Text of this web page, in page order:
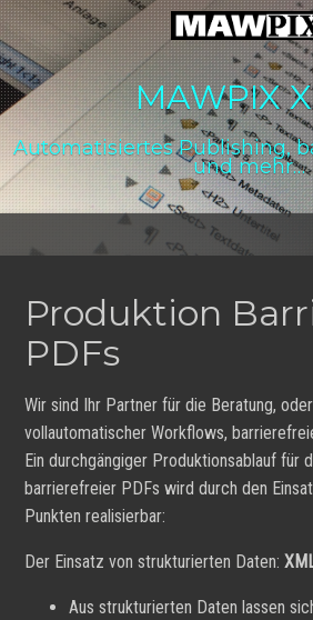
MAWPIX
Automatisiertes Publishing,
und mehr…
Produktion
PDFs
Wir sind Ihr Partner für die Beratung,
vollautomatischer Workflows,
Ein durchgängiger Produktionsablauf für
barrierefreier PDFs wird durch den
Punkten realisierbar:
Der Einsatz von strukturierten Daten:
Aus strukturierten Daten lassen